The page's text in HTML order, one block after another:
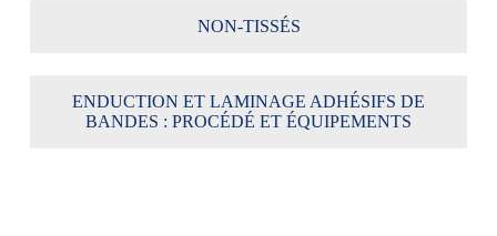
NON-TISSÉS
ENDUCTION ET LAMINAGE ADHÉSIFS DE
BANDES : PROCÉDÉ ET ÉQUIPEMENTS